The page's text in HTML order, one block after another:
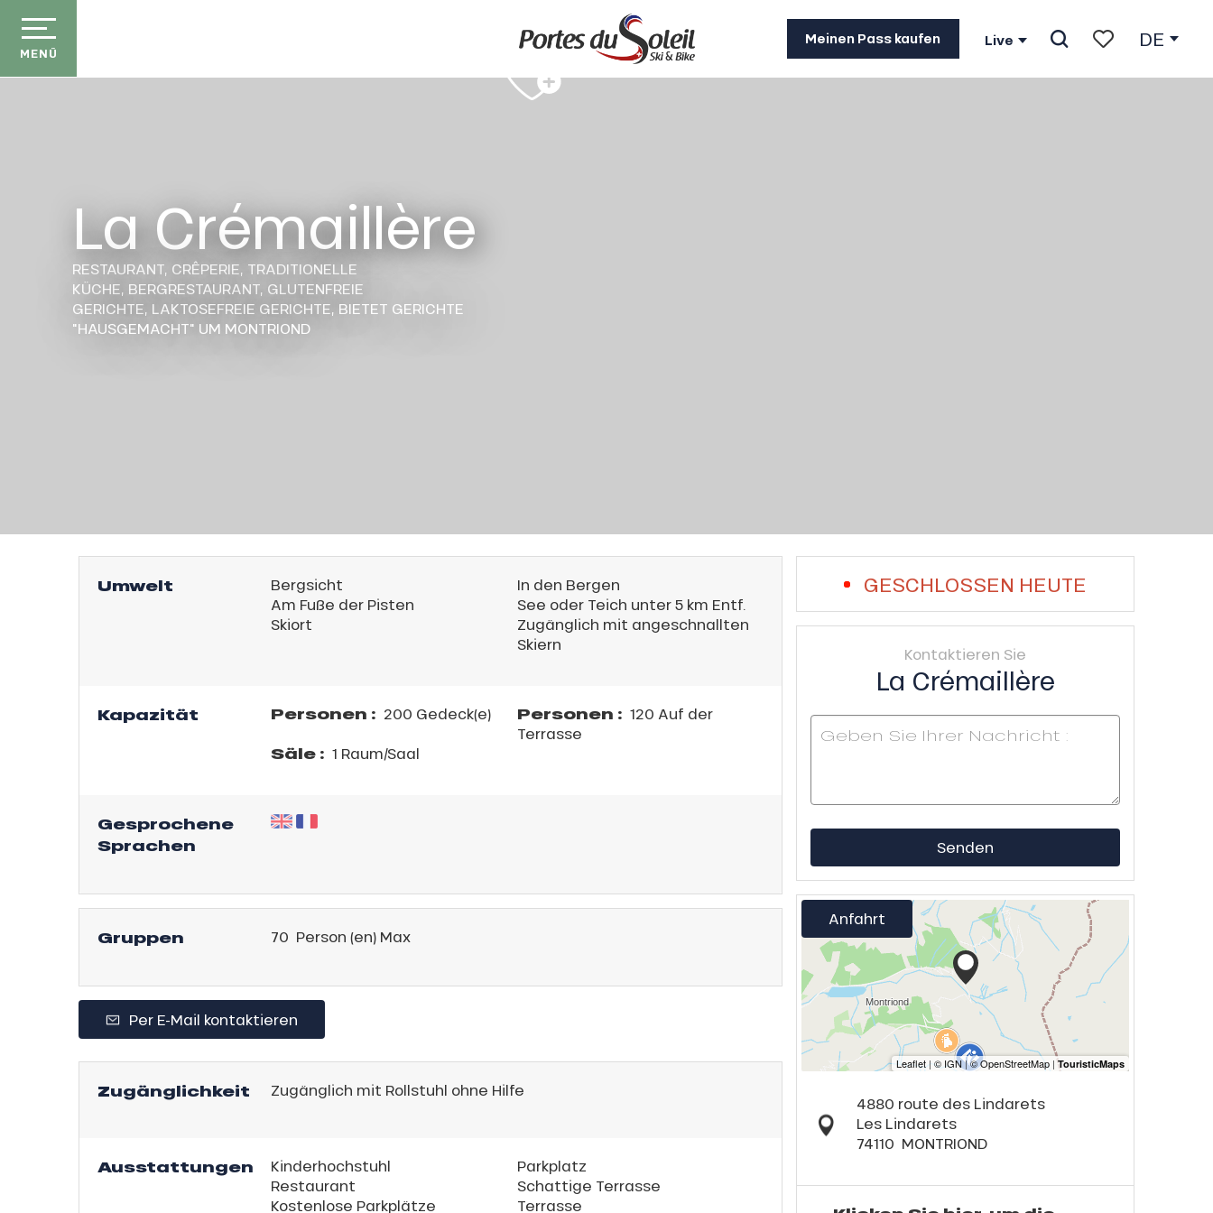
contenu
principal
Meinen Pass kaufen Live DE
MENÜ
La Crémaillère
RESTAURANT, CRÊPERIE, TRADITIONELLE
KÜCHE, BERGRESTAURANT, GLUTENFREIE
GERICHTE, LAKTOSEFREIE GERICHTE, BIETET GERICHTE
"HAUSGEMACHT" UM MONTRIOND
Umwelt Bergsicht
In den Bergen
Am Fuße der Pisten
See oder Teich unter 5 km Entf.
Skiort
Zugänglich mit angeschnallten
Skiern
Kapazität Personen : 200 Gedeck(e) Personen : 120 Auf der
Terrasse
Säle : 1 Raum/Saal
Gesprochene
Sprachen
Gruppen 70 Person (en) Max
Per E-Mail kontaktieren
Zugänglichkeit Zugänglich mit Rollstuhl ohne Hilfe
Ausstattungen
Kinderhochstuhl
Restaurant
Kostenlose Parkplätze
Parkplatz
Schattige Terrasse
Terrasse
GESCHLOSSEN HEUTE
Kontaktieren Sie
La Crémaillère
Senden
Anfahrt
4880 route des Lindarets
Les Lindarets
74110 MONTRIOND